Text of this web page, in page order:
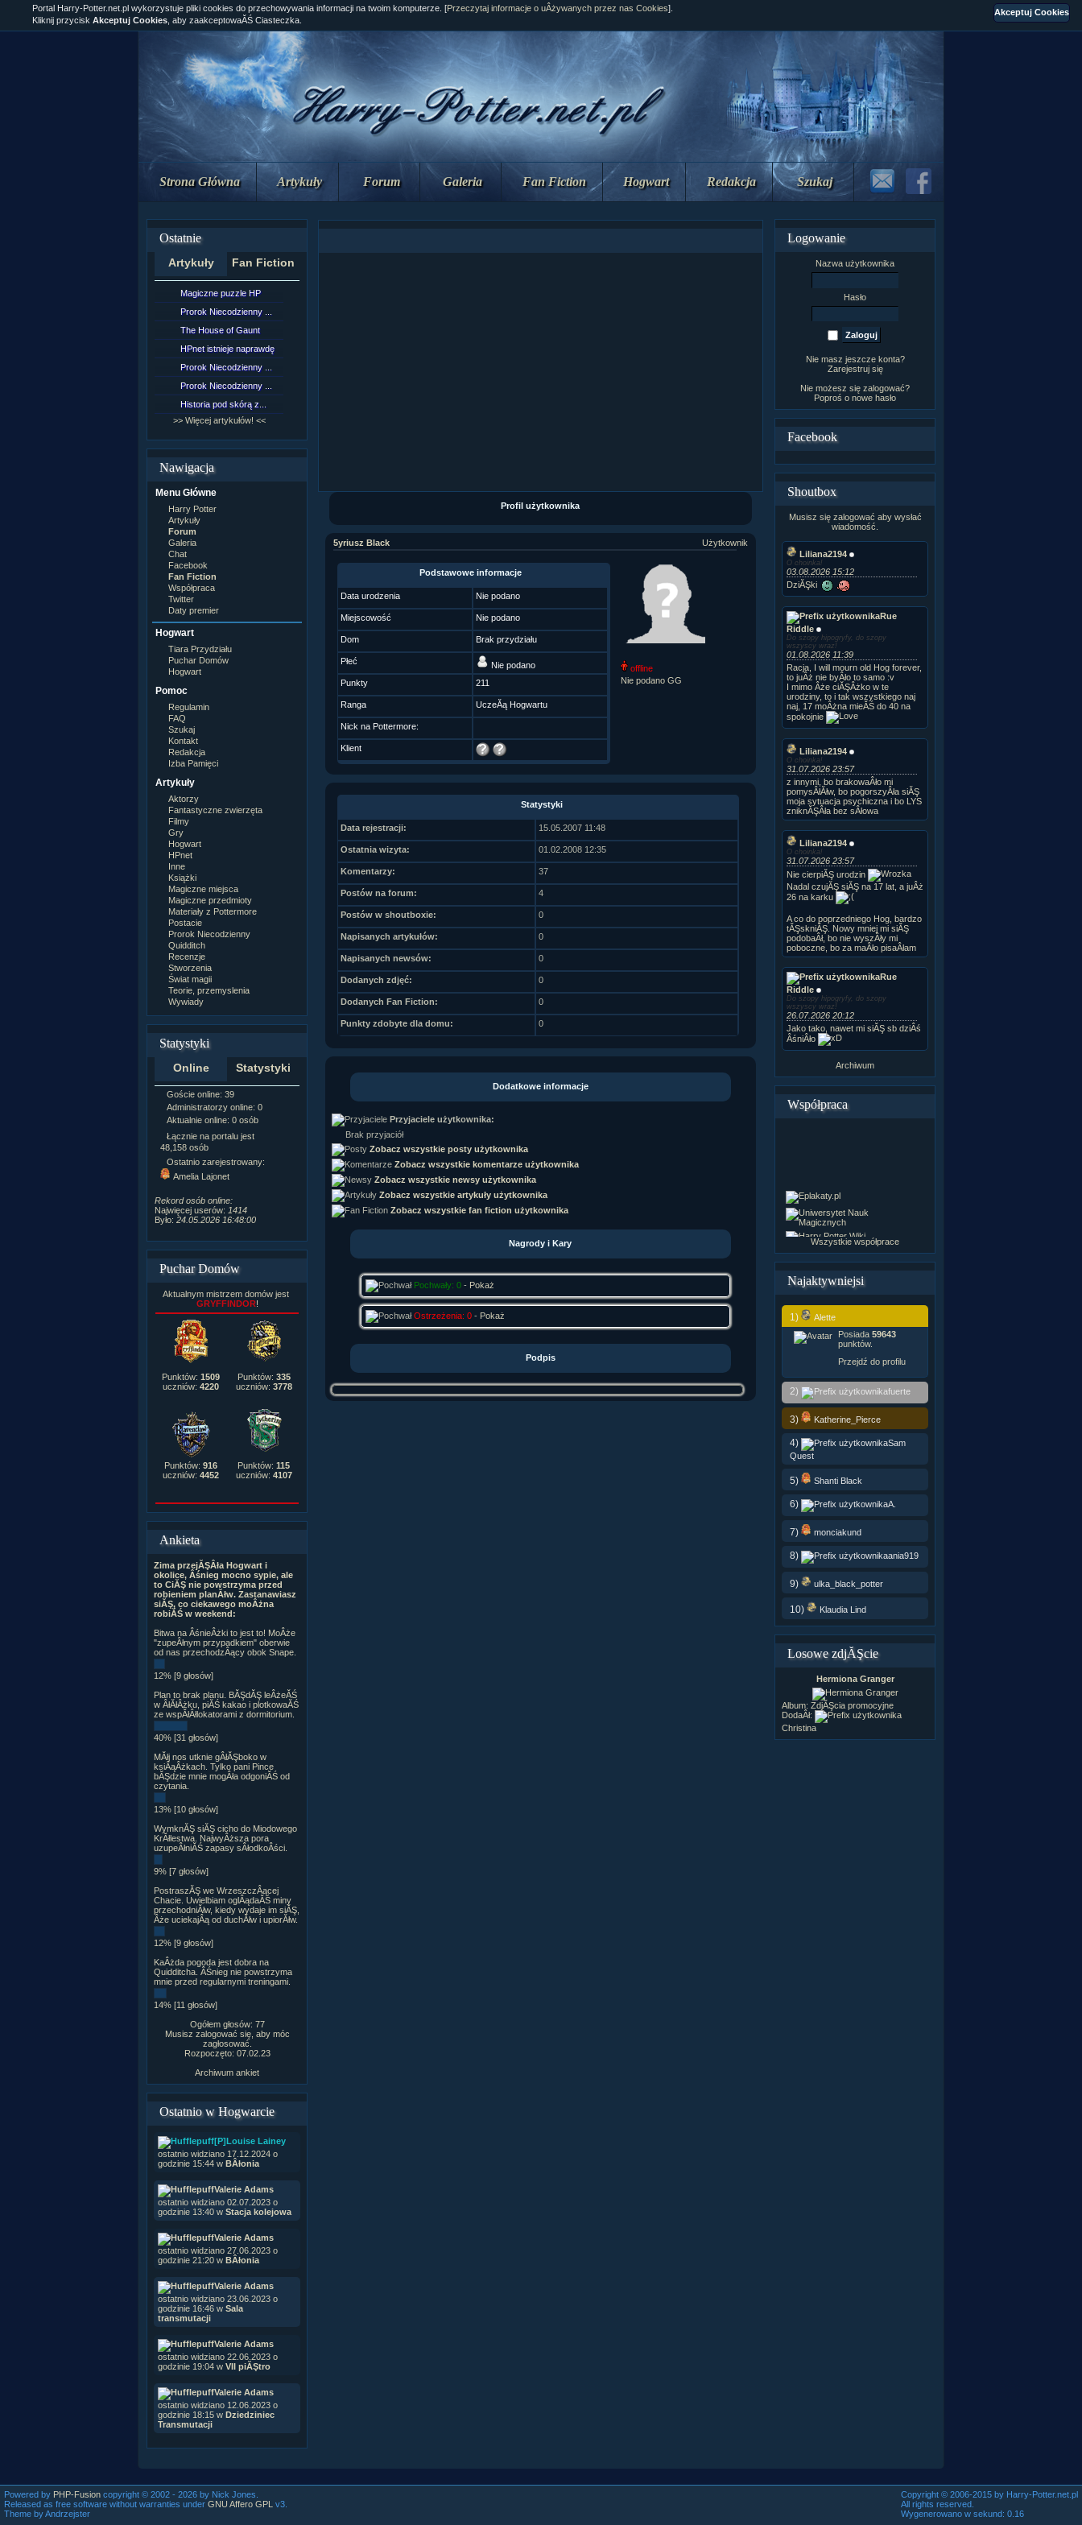
Strona Główna Artykuły Forum Galeria Fan Fiction Hogwart Redakcja Szukaj
Ostatnie
Artykuły Fan Fiction
Magiczne puzzle HP
Prorok Niecodzienny ...
The House of Gaunt
HPnet istnieje naprawdę
Prorok Niecodzienny ...
Prorok Niecodzienny ...
Historia pod skórą z...
>> Więcej artykułów! <<
Nawigacja
Menu Główne
Harry Potter
Artykuły
Forum
Galeria
Chat
Facebook
Fan Fiction
Współpraca
Twitter
Daty premier
Hogwart
Tiara Przydziału
Puchar Domów
Hogwart
Pomoc
Regulamin
FAQ
Szukaj
Kontakt
Redakcja
Izba Pamięci
Artykuły
Aktorzy
Fantastyczne zwierzęta
Filmy
Gry
Hogwart
HPnet
Inne
Książki
Magiczne miejsca
Magiczne przedmioty
Materiały z Pottermore
Postacie
Prorok Niecodzienny
Quidditch
Recenzje
Stworzenia
Świat magii
Teorie, przemyslenia
Wywiady
Statystyki
Online Statystyki
Goście online: 39
Administratorzy online: 0
Aktualnie online: 0 osób
Łącznie na portalu jest
48,158 osób
Ostatnio zarejestrowany:
Amelia Lajonet
Rekord osób online:
Najwięcej userów: 1414
Było: 24.05.2026 16:48:00
Napisanych artykułów:
Zdjęć w galerii:21,490
Tematów na forum:3,921
Postów na forum:319,637
Komentarzy do materiałów:
222,019
Rozdanych pochwał:3,327
Wlepionych ostrzeżeń:4,170
Puchar Domów
Aktualnym mistrzem domów jest
GRYFFINDOR!
Punktów: 1509
uczniów: 4220
Punktów: 335
uczniów: 3778
Punktów: 916
uczniów: 4452
Punktów: 115
uczniów: 4107
Ankieta
Zima przejĂŞÂła Hogwart i
okolice, Âśnieg mocno sypie, ale
to CiĂŞ nie powstrzyma przed
robieniem planĂłw. Zastanawiasz
siĂŞ, co ciekawego moÂżna
robiĂŚ w weekend:
Bitwa na ÂśnieÂżki to jest to! MoÂże
"zupeÂłnym przypadkiem" oberwie
od nas przechodzÂący obok Snape.
12% [9 głosów]
Plan to brak planu. BĂŞdĂŞ leÂżeĂŚ
w ÂłĂłÂżku, piĂŚ kakao i plotkowaĂŚ
ze wspĂłÂłlokatorami z dormitorium.
40% [31 głosów]
MĂłj nos utknie gÂłĂŞboko w
ksiÂąÂżkach. Tylko pani Pince
bĂŞdzie mnie mogÂła odgoniĂŚ od
czytania.
13% [10 głosów]
WymknĂŞ siĂŞ cicho do Miodowego
KrĂłlestwa. NajwyÂższa pora
uzupeÂłniĂŚ zapasy sÂłodkoÂści.
9% [7 głosów]
PostraszĂŞ we WrzeszczÂącej
Chacie. Uwielbiam oglÂądaĂŚ miny
przechodniĂłw, kiedy wydaje im siĂŞ,
Âże uciekajÂą od duchĂłw i upiorĂłw.
12% [9 głosów]
KaÂżda pogoda jest dobra na
Quidditcha. ÂŚnieg nie powstrzyma
mnie przed regularnymi treningami.
14% [11 głosów]
Ogółem głosów: 77
Musisz zalogować się, aby móc
zagłosować.
Rozpoczęto: 07.02.23
Archiwum ankiet
Ostatnio w Hogwarcie
[P]Louise Lainey
ostatnio widziano 17.12.2024 o
godzinie 15:44 w BÂłonia
Valerie Adams
ostatnio widziano 02.07.2023 o
godzinie 13:40 w Stacja kolejowa
Valerie Adams
ostatnio widziano 27.06.2023 o
godzinie 21:20 w BÂłonia
Valerie Adams
ostatnio widziano 23.06.2023 o
godzinie 16:46 w Sala
transmutacji
Valerie Adams
ostatnio widziano 22.06.2023 o
godzinie 19:04 w VII piĂŞtro
Valerie Adams
ostatnio widziano 12.06.2023 o
godzinie 18:15 w Dziedziniec
Transmutacji
Portal Harry-Potter.net.pl wykorzystuje pliki cookies do przechowywania informacji na twoim komputerze. [Przeczytaj informacje o uÂżywanych przez nas Cookies].
Kliknij przycisk Akceptuj Cookies , aby zaakceptowaĂŚ Ciasteczka.
Profil użytkownika
5yriusz Black Użytkownik
Podstawowe informacje
Data urodzenia Nie podano
Miejscowość Nie podano
Dom Brak przydziału
Płeć
Nie podano
Punkty
211
Ranga UczeĂą Hogwartu
Nick na Pottermore:
Klient
offline
Nie podano GG
Statystyki
Data rejestracji: 15.05.2007 11:48
Ostatnia wizyta: 01.02.2008 12:35
Komentarzy: 37
Postów na forum: 4
Postów w shoutboxie: 0
Napisanych artykułów: 0
Napisanych newsów: 0
Dodanych zdjęć: 0
Dodanych Fan Fiction: 0
Punkty zdobyte dla domu: 0
Dodatkowe informacje
Przyjaciele użytkownika:
Brak przyjaciół
Zobacz wszystkie posty użytkownika
Zobacz wszystkie komentarze użytkownika
Zobacz wszystkie newsy użytkownika
Zobacz wszystkie artykuły użytkownika
Zobacz wszystkie fan fiction użytkownika
Nagrody i Kary
Pochwały: 0- Pokaż
Ostrzeżenia: 0- Pokaż
Podpis
Logowanie
Nazwa użytkownika
Hasło
Nie masz jeszcze konta?
Zarejestruj się
Nie możesz się zalogować?
Poproś o nowe hasło
Facebook
Shoutbox
Musisz się zalogować aby wysłać
wiadomość.
Liliana2194
O choinka!
03.08.2026 15:12
DziĂŞki
Rue
Riddle
Do szopy hipogryfy, do szopy
wszyscy wraz!
01.08.2026 11:39
Racja, I will mourn old Hog forever,
to juÂż nie byÂło to samo :v
I mimo Âże ciĂŞÂżko w te
urodziny, to i tak wszystkiego naj
naj, 17 moÂżna mieĂŚ do 40 na
spokojnie
Liliana2194
O choinka!
31.07.2026 23:57
z innymi, bo brakowaÂło mi
pomysÂłĂłw, bo pogorszyÂła siĂŞ
moja sytuacja psychiczna i bo LYS
zniknĂŞÂła bez sÂłowa
Liliana2194
O choinka!
31.07.2026 23:57
Nie cierpiĂŞ urodzin
Nadal czujĂŞ siĂŞ na 17 lat, a juÂż
26 na karku
A co do poprzedniego Hog, bardzo
tĂŞskniĂŞ. Nowy mniej mi siĂŞ
podobaÂł, bo nie wyszÂły mi
poboczne, bo za maÂło pisaÂłam
Rue
Riddle
Do szopy hipogryfy, do szopy
wszyscy wraz!
26.07.2026 20:12
Jako tako, nawet mi siĂŞ sb dziÂś
ÂśniÂło
Archiwum
Współpraca
Wszystkie współprace
Najaktywniejsi
1)
Alette
Posiada 59643
punktów.
Przejdź do profilu
2) fuerte
3) Katherine_Pierce
4)
Sam
Quest
5) Shanti Black
6) A.
7) monciakund
8) ania919
9) ulka_black_potter
10) Klaudia Lind
Losowe zdjĂŞcie
Hermiona Granger
Album: ZdjĂŞcia promocyjne
DodaÂł:
Christina
Powered by PHP-Fusion copyright © 2002 - 2026 by Nick Jones.
Released as free software without warranties under GNU Affero GPL
v3.
Theme by Andrzejster
Copyright © 2006-2015 by Harry-Potter.net.pl
All rights reserved.
Wygenerowano w sekund: 0.16